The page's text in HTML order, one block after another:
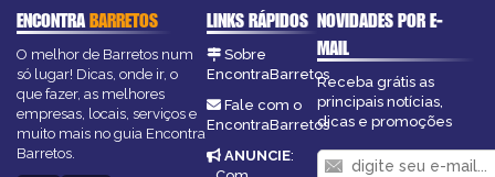
ENCONTRABARRETOS
O melhor de Barretos num
só lugar! Dicas, onde ir, o
que fazer, as melhores
empresas, locais, serviços e
muito mais no guia Encontra
Barretos.
LINKS RÁPIDOS
Sobre
EncontraBarretos
Fale com o
EncontraBarretos
ANUNCIE:
NOVIDADES POR E-
MAIL
Receba grátis as
principais notícias,
dicas e promoções